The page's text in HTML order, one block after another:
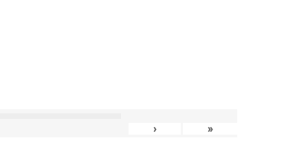
› »